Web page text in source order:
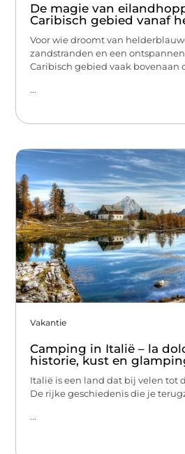
De magie van
Caribisch gebied vanaf
Voor wie droomt van
zandstranden en een
Caribisch gebied vaak bovenaan
...
Vakantie
Camping in Italië – la
historie, kust en
Italië is een land dat bij velen tot
De rijke geschiedenis die je
...